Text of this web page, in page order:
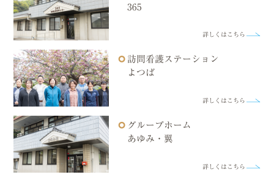
365
詳しくはこちら
訪問看護ステーション
よつば
詳しくはこちら
グループホーム
あゆみ・翼
詳しくはこちら